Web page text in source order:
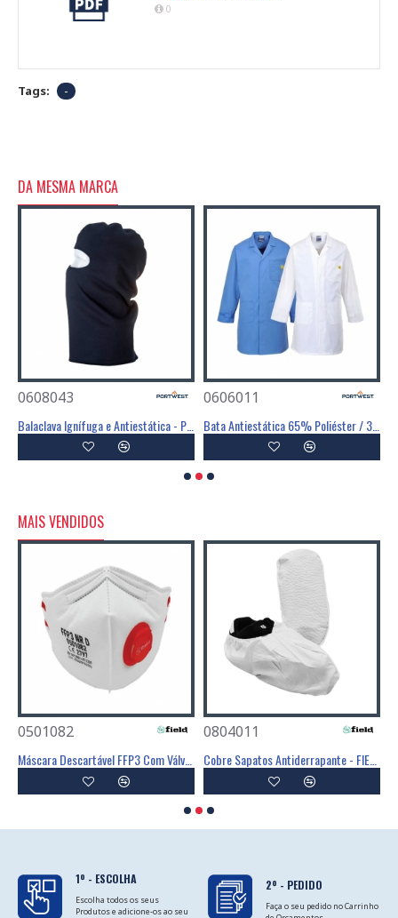
0
Tags: -
DA MESMA MARCA
0608043 0606011
MAIS VENDIDOS
0501082 0804011
1º - ESCOLHA
Escolha todos os seus
Produtos e adicione-os ao seu
2º - PEDIDO
Faça o seu pedido no Carrinho